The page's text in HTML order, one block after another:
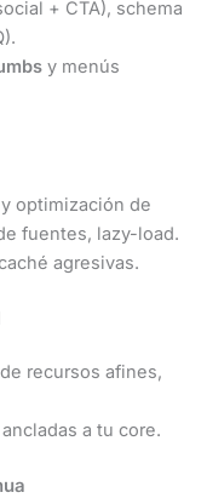
+ CTA), schema
y menús
optimización de
fuentes, lazy-load.
agresivas.
recursos afines,
a tu core.